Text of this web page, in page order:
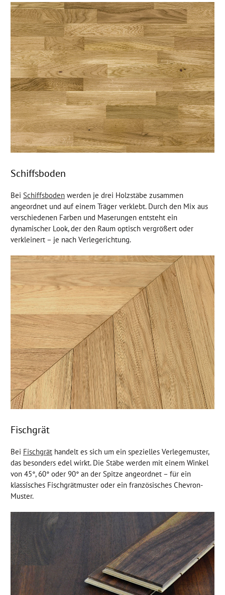
Schiffsboden
Bei Schiffsboden werden je drei Holzstäbe zusammen
angeordnet und auf einem Träger verklebt. Durch den Mix aus
verschiedenen Farben und Maserungen entsteht ein
dynamischer Look, der den Raum optisch vergrößert oder
verkleinert – je nach Verlegerichtung.
Fischgrät
Bei Fischgrät handelt es sich um ein spezielles Verlegemuster,
das besonders edel wirkt. Die Stäbe werden mit einem Winkel
von 45°, 60° oder 90° an der Spitze angeordnet – für ein
klassisches Fischgrätmuster oder ein französisches Chevron-
Muster.